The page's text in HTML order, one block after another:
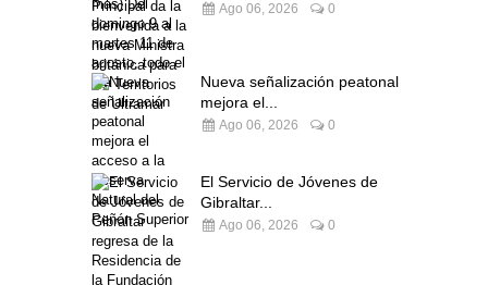
Ago 06, 2026 0
Nueva señalización peatonal
mejora el...
Ago 06, 2026 0
El Servicio de Jóvenes de
Gibraltar...
Ago 06, 2026 0